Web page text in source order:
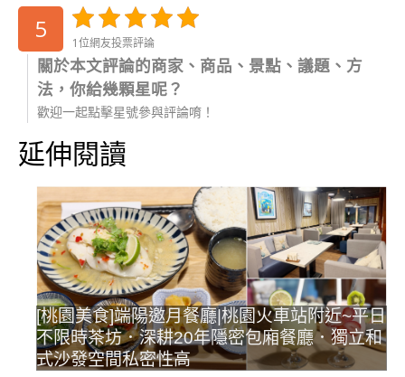
5 1位網友投票評論
關於本文評論的商家、商品、景點、議題、方
法，你給幾顆星呢？
歡迎一起點擊星號參與評論唷！
延伸閱讀
[桃園美食]端陽邀月餐廳|桃園火車站附近~平日
不限時茶坊．深耕20年隱密包廂餐廳．獨立和
式沙發空間私密性高